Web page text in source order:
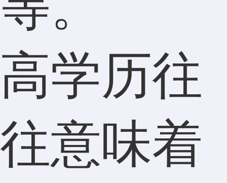
高学历往
往意味着